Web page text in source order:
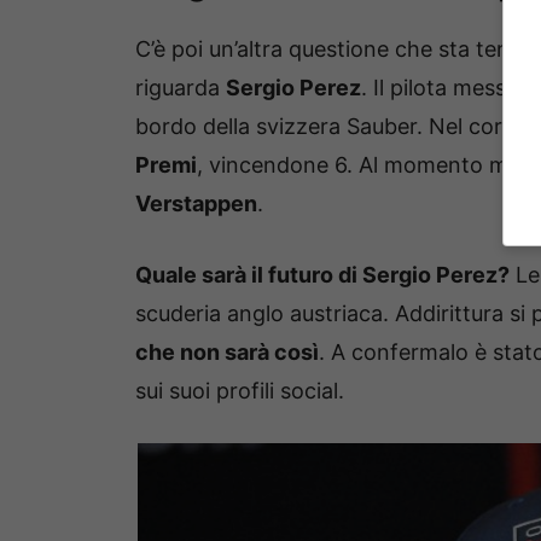
C’è poi un’altra questione che sta
riguarda Sergio Perez. Il pilota
bordo della svizzera Sauber. Nel corso
Premi, vincendone 6. Al momento
Verstappen.
Quale sarà il futuro di Sergio Perez?
scuderia anglo austriaca. Addirittura si
che non sarà così. A confermalo è
sui suoi profili social.